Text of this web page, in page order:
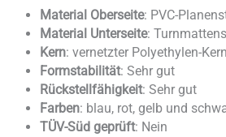
Material Oberseite: PVC-
Material Unterseite:
Kern: vernetzter Polyethylen-
Formstabilität: Sehr gut
Rückstellfähigkeit: Sehr gut
Farben: blau, rot, gelb und
TÜV-Süd geprüft: Nein